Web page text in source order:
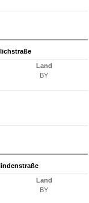
Land
BY
Land
BY